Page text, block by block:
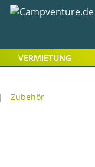
VERMIETUNG
Zubehör